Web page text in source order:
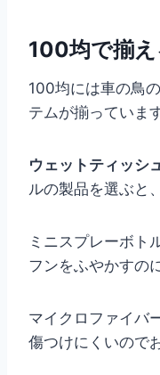
100均で揃
100均には車の鳥
テムが揃っています
ウェットティッシ
ルの製品を選ぶと
ミニスプレーボト
フンをふやかすの
マイクロファイバ
傷つけにくいので